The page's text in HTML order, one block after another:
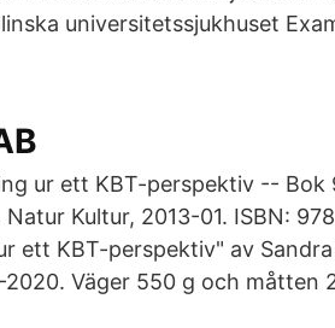
universitetssjukhuset
ur ett KBT-perspektiv -- Bok
Kultur, 2013-01. ISBN:
ett KBT-perspektiv" av Sandra
Väger 550 g och måtten